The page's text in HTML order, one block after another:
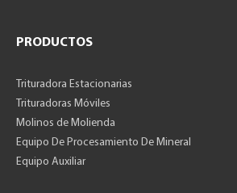
PRODUCTOS
Trituradora Estacionarias
Trituradoras Móviles
Molinos de Molienda
Equipo De Procesamiento De Mineral
Equipo Auxiliar